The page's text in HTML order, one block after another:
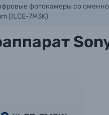
фотокамеры со
(ILCE-7M3K)